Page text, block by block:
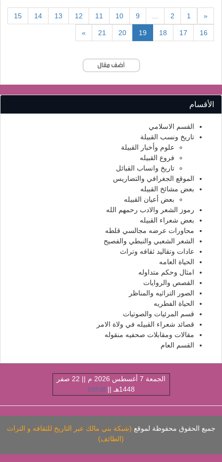
10
14
15
(current)
20
الأقسام
القسم الاسلامي
تاريخ ونسب القبيلة
علوم وأخبار القبيلة
فروع القبيله
تاريخ وانساب القبائل
الموقع الجغرافي والتضاريس
بعض مشائخ القبيله
بعض أعيان القبيله
رموز الشعر والادب رحمهم الله
بعض شعراء القبيله
محاورات عرضه مجالسي قلطه
الشعر الشعبي والنبطي والفصيح
عادات وتقاليد ثقافه وتراث
الحياة العامه
امثال وحكم متداوله
القصص والروايات
الصور التراثيه والمناظر
الحياة الفطريه
قسم المرئيات والصوتيات
قصائد شعراء القبيله في ولاة الامر
مقالات ومقابلات صحفيه منقوله
القسم العام
الجمعة 7 أغسطس 2026 م || 22 صفر
1448هـ ||
6:03:09
الحقوق محفوظة لموقع(شبكة بني مالك عبر التاريخ للثقافه و التراث
(الطائف)